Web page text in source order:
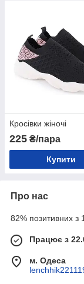
Кросівки жіночі
225 ₴/пара
Купити
Про нас
82% позитивних з
Працює з
м. Одеса